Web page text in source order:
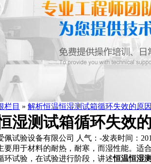
栏目 » 解析恒温恒湿测试箱循环失效的原因
湿测试箱循环失效
佩试验设备有限公司 人气： -发表时间：
要用于材料的耐热，耐寒，而湿性能。适
环试验，在试验进行阶段，讲述恒温恒湿